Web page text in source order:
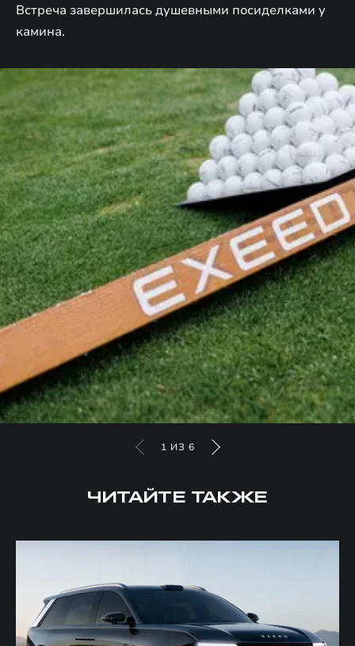
Встреча завершилась душевными посиделками у
камина.
1 ИЗ 6
ЧИТАЙТЕ ТАКЖЕ